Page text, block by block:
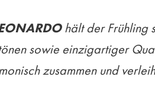
hält der Frühling
sowie einzigartiger
zusammen und